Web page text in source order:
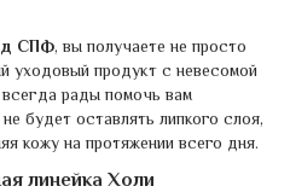
СПФ, вы получаете не просто
уходовый продукт с невесомой
рады помочь вам
будет оставлять липкого слоя,
кожу на протяжении всего дня.
линейка Холи